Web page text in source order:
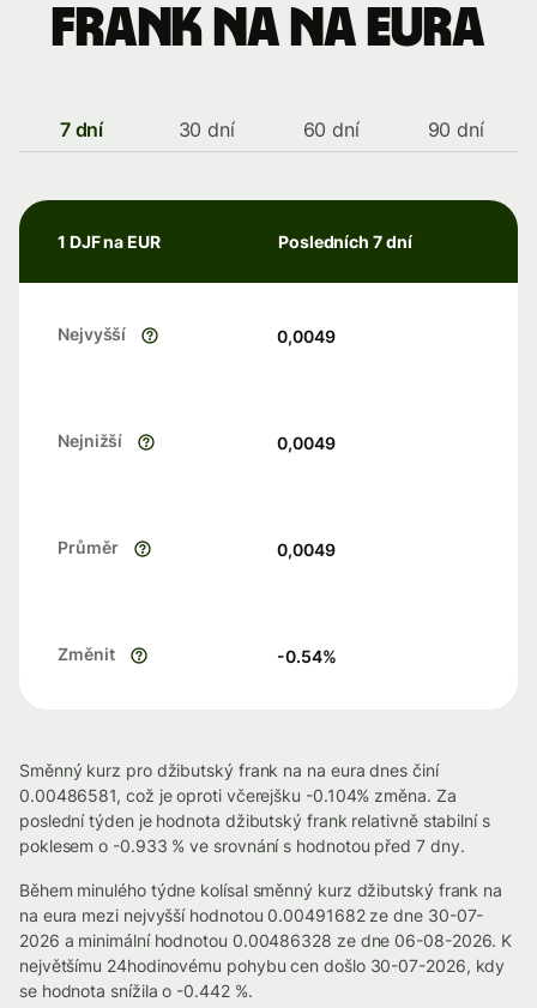
frank na na eura
7 dní 30 dní 60 dní 90 dní
1 DJF na EUR Posledních 7 dní
Nejvyšší 0,0049
Nejnižší 0,0049
Průměr 0,0049
Změnit -0.54%
Směnný kurz pro džibutský frank na na eura dnes činí
0.00486581, což je oproti včerejšku -0.104% změna. Za
poslední týden je hodnota džibutský frank relativně stabilní s
poklesem o -0.933 % ve srovnání s hodnotou před 7 dny.
Během minulého týdne kolísal směnný kurz džibutský frank na
na eura mezi nejvyšší hodnotou 0.00491682 ze dne 30-07-
2026 a minimální hodnotou 0.00486328 ze dne 06-08-2026. K
největšímu 24hodinovému pohybu cen došlo 30-07-2026, kdy
se hodnota snížila o -0.442 %.